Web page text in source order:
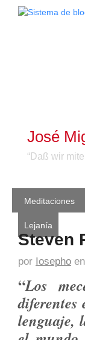
José
“Daß wir
Meditaciones
Lejanía
Steven
por Iosepho en
“Los
diferentes
lenguaje,